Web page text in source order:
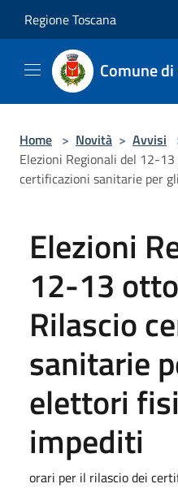
Regione Toscana
Comune
Home > Novità > Avvisi
Elezioni Regionali del 12-
certificazioni sanitarie per
Elezioni
12-13
Rilascio
sanitarie
elettori
impediti
orari per il rilascio dei